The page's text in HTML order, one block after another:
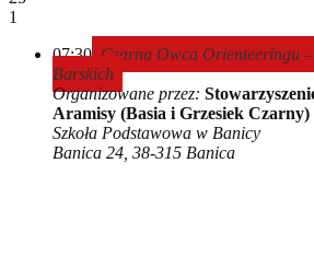
1
07:30 Czarna Owca Orienteeringu
Barskich
Organizowane przez:
Aramisy (Basia i Grzesiek Czarny)
Szkoła Podstawowa w Banicy
Banica 24, 38-315 Banica